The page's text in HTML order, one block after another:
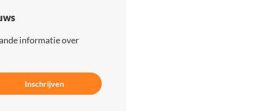
informatie over
Inschrijven